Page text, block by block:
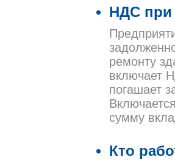
НДС при
ремонту
включает
погашает
сумму
Кто